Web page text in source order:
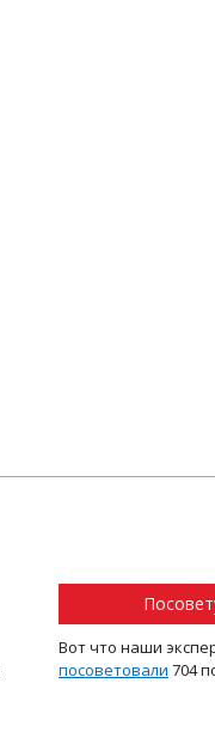
Вот что наши
посоветовали 704